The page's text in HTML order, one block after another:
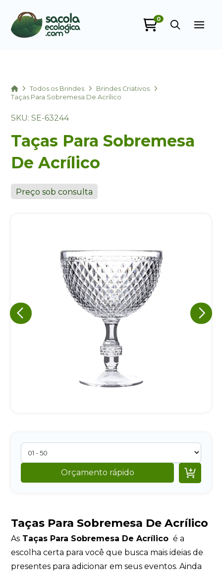
0
HomeTodos os Brindes
Brindes Criativos
Taças Para Sobremesa De Acrílico
SKU: SE-63244
Taças Para Sobremesa
De Acrílico
Preço sob consulta
Orçamento rápido 
Taças Para Sobremesa De Acrílico
As Taças Para Sobremesa De Acrílico é a
escolha certa para você que busca mais ideias de
presentes para adicionar em seus eventos. Ainda
Eu concordo em receber comunicações.
A nossa empresa está comprometida a proteger e respeitar
sua privacidade, utilizaremos seus dados apenas para fins
de marketing. Você pode alterar suas preferências a
qualquer momento.
Iniciar conversa